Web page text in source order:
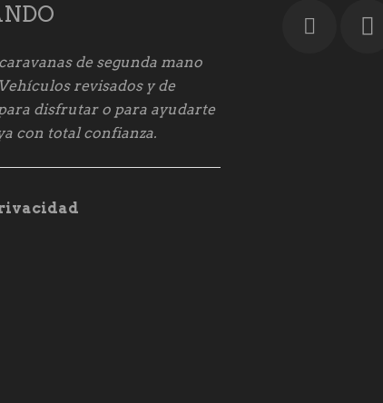
de segunda mano
revisados y de
disfrutar o para ayudarte
con total confianza.